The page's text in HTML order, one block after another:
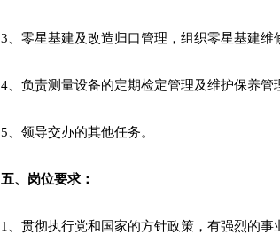
3、零星基建及改造归口管理，组织零星基建维
4、负责测量设备的定期检定管理及维护保养管
5、领导交办的其他任务。
五、岗位要求：
1、贯彻执行党和国家的方针政策，有强烈的